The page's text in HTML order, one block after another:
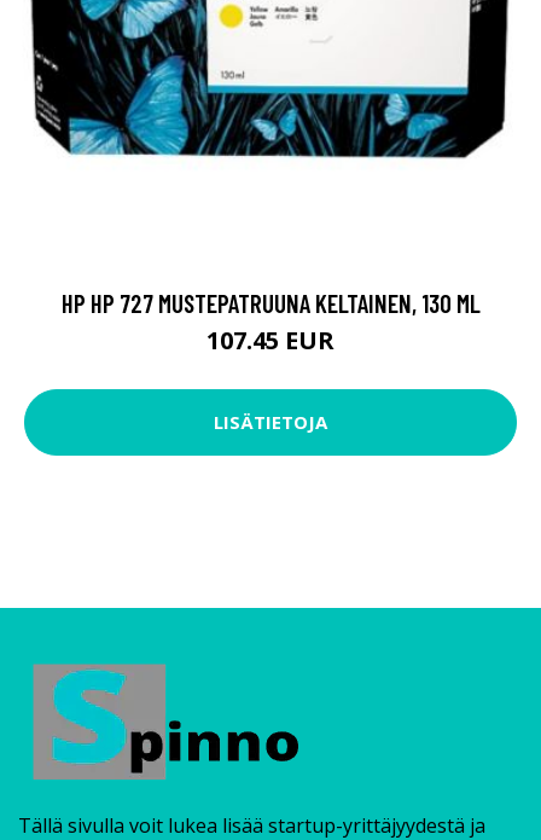
HP HP 727 MUSTEPATRUUNA KELTAINEN, 130 ML
107.45 EUR
LISÄTIETOJA
Tällä sivulla voit lukea lisää startup-yrittäjyydestä ja